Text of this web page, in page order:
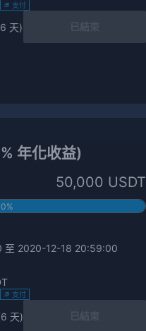
支付
天)
年化收益)
50,000 USDT
至 2020-12-18 20:59:00
支付
天)